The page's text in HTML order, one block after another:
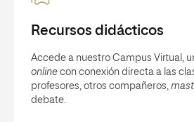
Recursos didácticos
Accede a nuestro Campus Virtual,
online con conexión directa a las
profesores, otros compañeros,
debate.